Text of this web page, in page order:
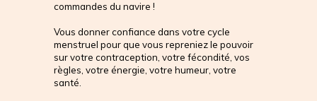
Vous donner confiance dans votre cycle
menstruel pour que vous repreniez le pouvoir
sur votre contraception, votre fécondité, vos
règles, votre énergie, votre humeur, votre